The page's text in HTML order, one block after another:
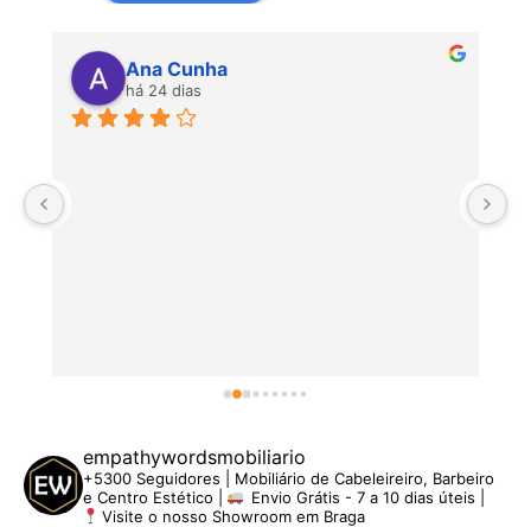
Ana Cunha
há 24 dias
empathywordsmobiliario
+5300 Seguidores | Mobiliário de Cabeleireiro, Barbeiro
e Centro Estético |
Envio Grátis - 7 a 10 dias úteis |
Visite o nosso Showroom em Braga